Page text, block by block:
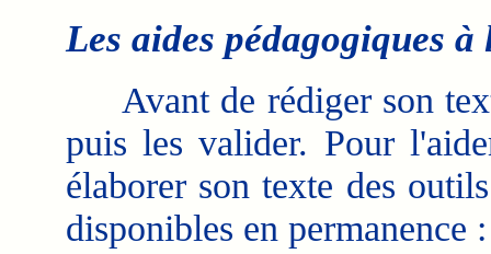
Les aides pédagogiques
Avant de rédiger son
puis les valider. Pour
élaborer son texte des
disponibles en permanence :